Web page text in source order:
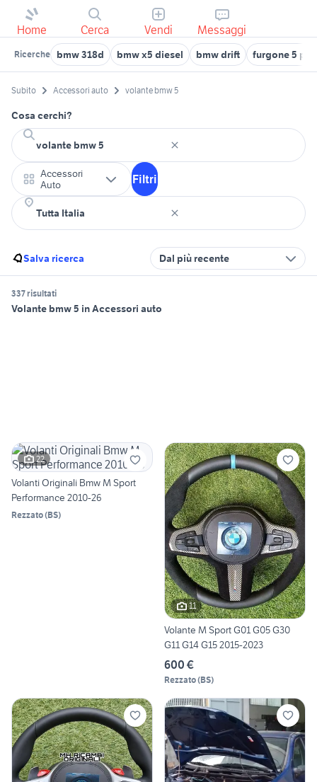
Home Cerca Vendi Messaggi
Ricerche bmw 318d bmw x5 diesel bmw drift furgone 5
Subito Accessori auto volante bmw 5
Cosa cerchi?
Accessori
Auto
Filtri
Salva ricerca Dal più recente
337 risultati
Volante bmw 5 in Accessori auto
22
Volanti Originali Bmw M Sport
Performance 2010-26
Rezzato(BS)
11
Volante M Sport G01 G05 G30
G11 G14 G15 2015-2023
600 €
Rezzato(BS)